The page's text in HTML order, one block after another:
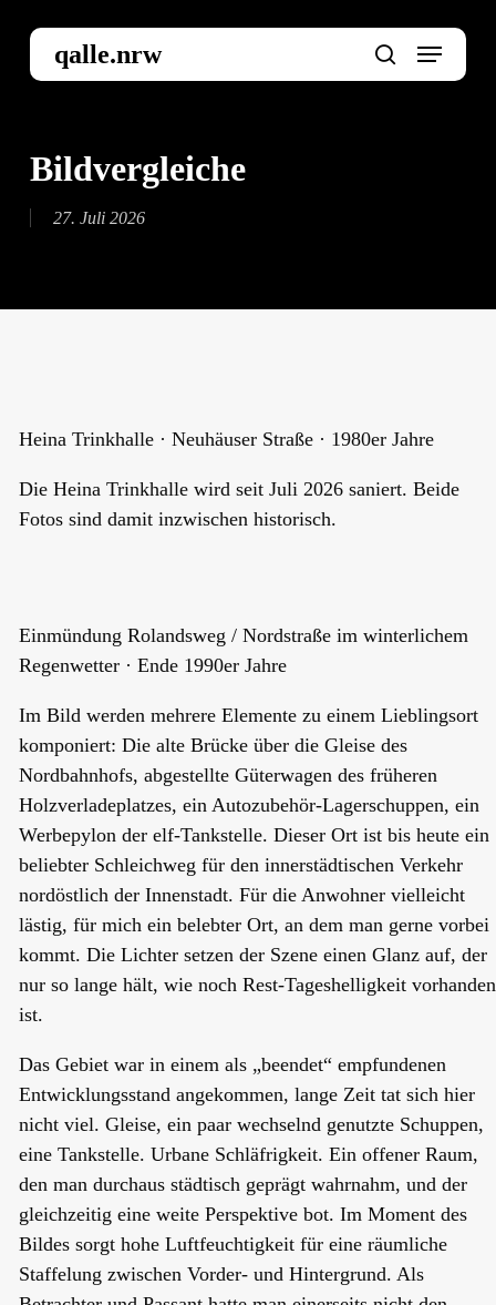
qalle.nrw
search
Menu
Bildvergleiche
27. Juli 2026
Heina Trinkhalle · Neuhäuser Straße · 1980er Jahre
Die Heina Trinkhalle wird seit Juli 2026 saniert. Beide
Fotos sind damit inzwischen historisch.
Einmündung Rolandsweg / Nordstraße im winterlichem
Regenwetter · Ende 1990er Jahre
Im Bild werden mehrere Elemente zu einem Lieblingsort
komponiert: Die alte Brücke über die Gleise des
Nordbahnhofs, abgestellte Güterwagen des früheren
Holzverladeplatzes, ein Autozubehör-Lagerschuppen, ein
Werbepylon der elf-Tankstelle. Dieser Ort ist bis heute ein
beliebter Schleichweg für den innerstädtischen Verkehr
nordöstlich der Innenstadt. Für die Anwohner vielleicht
lästig, für mich ein belebter Ort, an dem man gerne vorbei
kommt. Die Lichter setzen der Szene einen Glanz auf, der
nur so lange hält, wie noch Rest-Tageshelligkeit vorhanden
ist.
Das Gebiet war in einem als „beendet“ empfundenen
Entwicklungsstand angekommen, lange Zeit tat sich hier
nicht viel. Gleise, ein paar wechselnd genutzte Schuppen,
eine Tankstelle. Urbane Schläfrigkeit. Ein offener Raum,
den man durchaus städtisch geprägt wahrnahm, und der
gleichzeitig eine weite Perspektive bot. Im Moment des
Bildes sorgt hohe Luftfeuchtigkeit für eine räumliche
Staffelung zwischen Vorder- und Hintergrund. Als